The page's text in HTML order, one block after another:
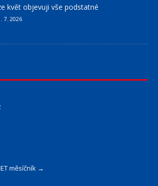
květ objevuji vše podstatné
7. 2026
měsíčník →